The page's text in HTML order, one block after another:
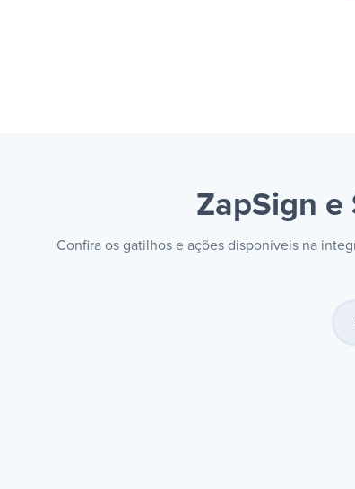
ZapSign e
Confira os gatilhos e ações disponíveis na